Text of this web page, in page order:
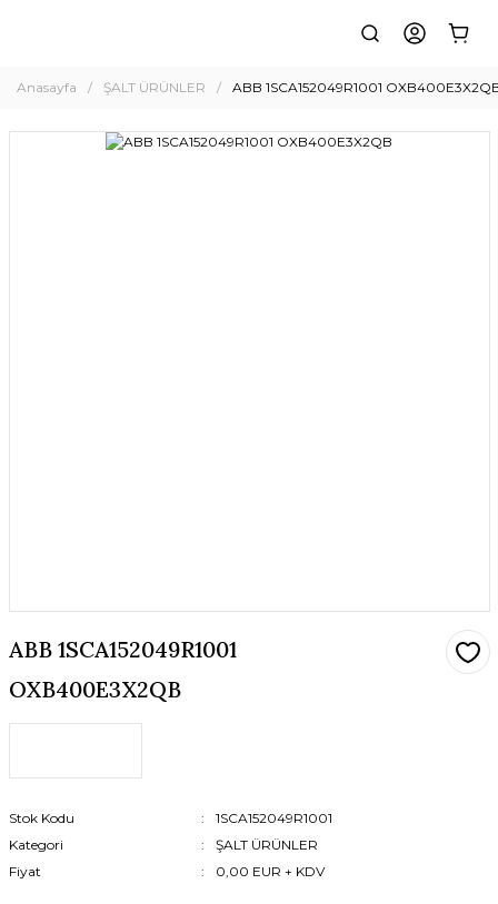
Anasayfa ŞALT ÜRÜNLER ABB 1SCA152049R1001
ABB 1SCA152049R1001
OXB400E3X2QB
Stok Kodu
1SCA152049R1001
Kategori
ŞALT ÜRÜNLER
Fiyat
0,00 EUR + KDV